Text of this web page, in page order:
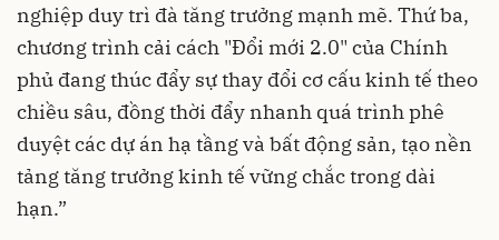
nghiệp duy trì đà tăng trưởng mạnh mẽ. Thứ ba,
chương trình cải cách "Đổi mới 2.0" của Chính
phủ đang thúc đẩy sự thay đổi cơ cấu kinh tế theo
chiều sâu, đồng thời đẩy nhanh quá trình phê
duyệt các dự án hạ tầng và bất động sản, tạo nền
tảng tăng trưởng kinh tế vững chắc trong dài
hạn.”